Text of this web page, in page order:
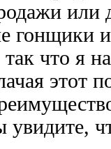
или
гонщики и
что я
этот
увидите,